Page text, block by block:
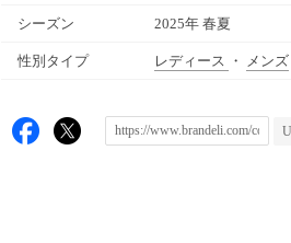
シーズン 2025年 春夏
性別タイプ レディース ・ メンズ